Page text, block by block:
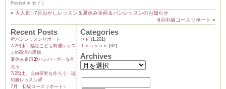
Posted in セド
« 大人気✨7月おかしレッスン＆夏休み企画＆パンレッスンのお知らせ
6月中級コースリポート »
Recent Posts
🥐パンレッスンリポート
7/29(水）福祉こども料理レッス
ンin高津市民館
夏休み企画🏖️ハンバーガーを作
ろう
7/25(土）自由研究を作ろう・琥
珀糖レッスン🌈
7月 初級コースリポート✨️
Categories
セド (1,201)
ｌｅｓｓｏｎ (32)
Archives